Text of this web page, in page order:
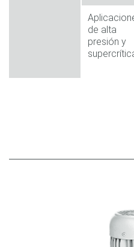
de alta
presión y